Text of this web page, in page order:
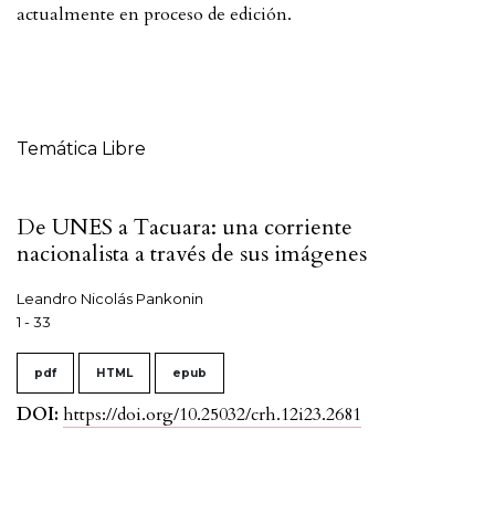
actualmente en proceso de edición.
Temática Libre
De UNES a Tacuara: una corriente
nacionalista a través de sus imágenes
Leandro Nicolás Pankonin
1 - 33
pdf HTML epub
DOI: https://doi.org/10.25032/crh.12i23.2681